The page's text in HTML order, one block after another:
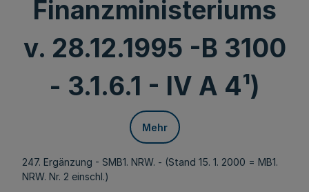
Finanzministeriums
v. 28.12.1995 -B 3100
- 3.1.6.1 - IV A 4¹)
Mehr
247. Ergänzung - SMB1. NRW. - (Stand 15. 1. 2000 = MB1.
NRW. Nr. 2 einschl.)